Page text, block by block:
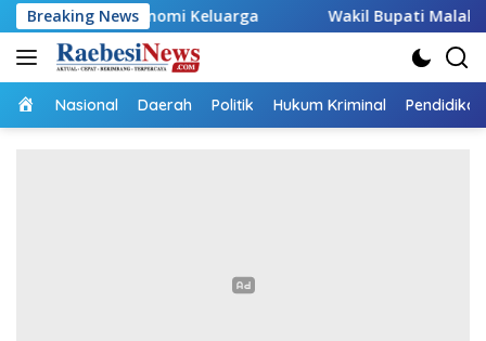
Langsung
ke
konten
Breaking News
Keluarga Wakil Bupati Malaka HMS Tinjau
Home
Nasional Daerah Politik Hukum Kriminal Pendidikan